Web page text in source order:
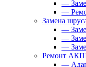
—
—
Замена
—
—
—
Ремонт
—